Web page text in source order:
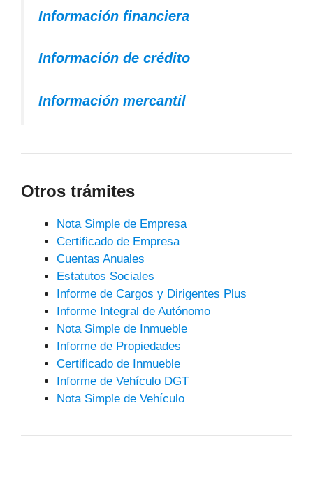
Información financiera
Información de crédito
Información mercantil
Otros trámites
Nota Simple de Empresa
Certificado de Empresa
Cuentas Anuales
Estatutos Sociales
Informe de Cargos y Dirigentes Plus
Informe Integral de Autónomo
Nota Simple de Inmueble
Informe de Propiedades
Certificado de Inmueble
Informe de Vehículo DGT
Nota Simple de Vehículo